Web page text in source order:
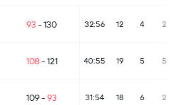
93 - 130 32:56 12 4 2
108- 121 40:55 19 5 5
109 - 93 31:54 18 6 2